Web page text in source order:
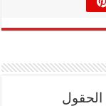
الحقول